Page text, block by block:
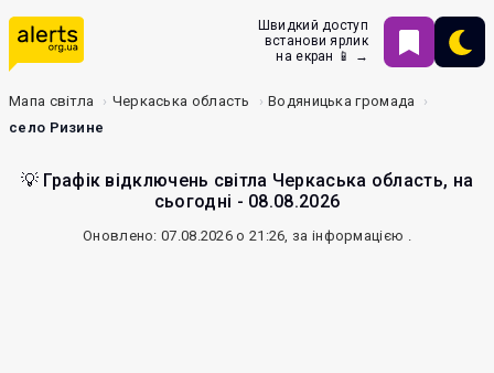
Швидкий доступ
встанови ярлик
на екран 📱 →
Мапа світла Черкаська область
Водяницька громада
село Ризине
💡 Графік відключень світла Черкаська область, на
сьогодні - 08.08.2026
Оновлено: 07.08.2026 о 21:26, за інформацією .